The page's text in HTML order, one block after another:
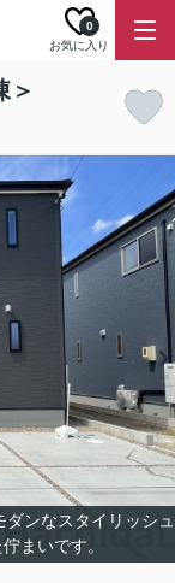
お気に入り
0
＞
ダンなスタイリッシュ
まいです。